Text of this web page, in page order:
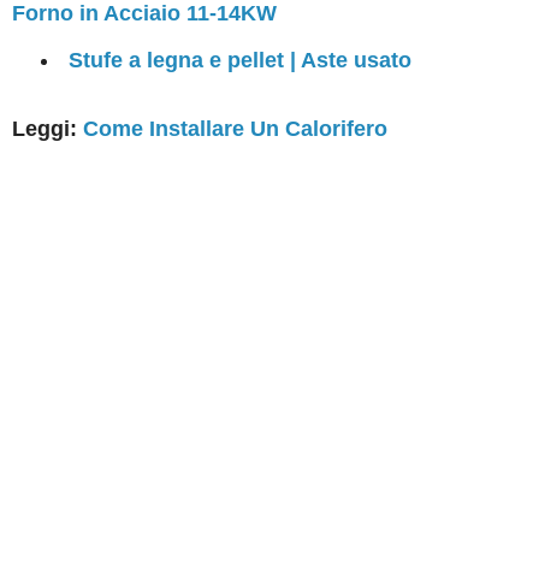
Forno in Acciaio 11-14KW
Stufe a legna e pellet | Aste usato
Leggi: Come Installare Un Calorifero